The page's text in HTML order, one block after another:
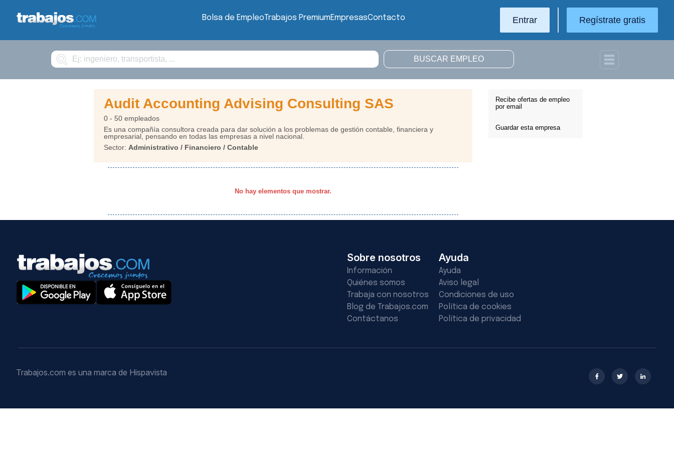
Bolsa de EmpleoTrabajos PremiumEmpresasContacto Entrar Regístrate gratis
Buscar
Recibe ofertas de empleo
por email
Guardar esta empresa
Audit Accounting Advising Consulting SAS
0 - 50 empleados
Es una compañía consultora creada para dar solución a los problemas de gestión contable, financiera y
empresarial, pensando en todas las empresas a nivel nacional.
Sector: Administrativo / Financiero / Contable
No hay elementos que mostrar.
Sobre nosotros
Información
Quiénes somos
Trabaja con nosotros
Blog de Trabajos.com
Contáctanos
Ayuda
Ayuda
Aviso legal
Condiciones de uso
Política de cookies
Política de privacidad
Trabajos.com es una marca de Hispavista